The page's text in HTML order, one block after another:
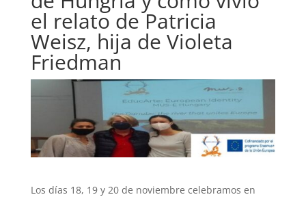
el relato de Patricia
Weisz, hija de Violeta
Friedman
Los días 18, 19 y 20 de noviembre celebramos en